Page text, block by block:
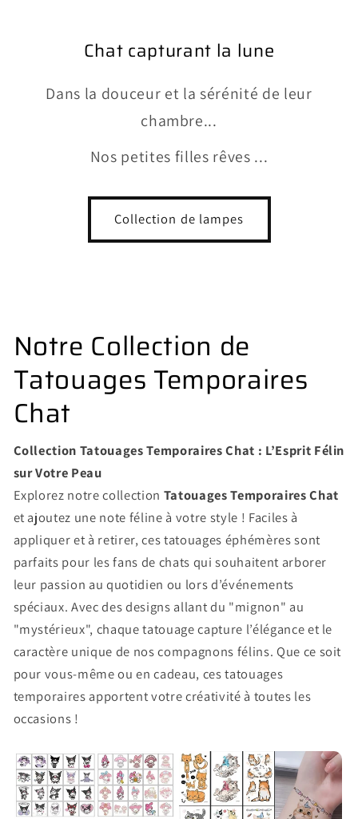
Chat capturant la lune
Dans la douceur et la sérénité de leur
chambre...
Nos petites filles rêves ...
Collection de lampes
Notre Collection de
Tatouages Temporaires
Chat
Collection Tatouages Temporaires Chat : L’Esprit Félin
sur Votre Peau
Explorez notre collection Tatouages Temporaires Chat
et ajoutez une note féline à votre style ! Faciles à
appliquer et à retirer, ces tatouages éphémères sont
parfaits pour les fans de chats qui souhaitent arborer
leur passion au quotidien ou lors d’événements
spéciaux. Avec des designs allant du "mignon" au
"mystérieux", chaque tatouage capture l’élégance et le
caractère unique de nos compagnons félins. Que ce soit
pour vous-même ou en cadeau, ces tatouages
temporaires apportent votre créativité à toutes les
occasions !